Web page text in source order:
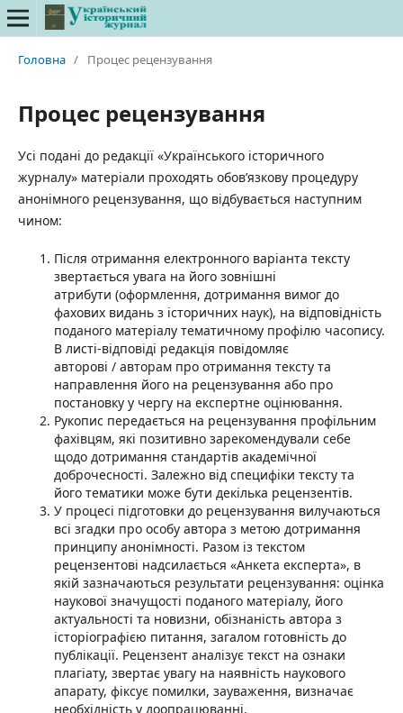
Головна / Процес рецензування
Процес рецензування
Усі подані до редакції «Українського історичного
журналу» матеріали проходять обов’язкову процедуру
анонімного рецензування, що відбувається наступним
чином:
Після отримання електронного варіанта тексту
звертається увага на його зовнішні
атрибути (оформлення, дотримання вимог до
фахових видань з історичних наук), на відповідність
поданого матеріалу тематичному профілю часопису.
В листі-відповіді редакція повідомляє
авторові / авторам про отримання тексту та
направлення його на рецензування або про
постановку у чергу на експертне оцінювання.
Рукопис передається на рецензування профільним
фахівцям, які позитивно зарекомендували себе
щодо дотримання стандартів академічної
доброчесності. Залежно від специфіки тексту та
його тематики може бути декілька рецензентів.
У процесі підготовки до рецензування вилучаються
всі згадки про особу автора з метою дотримання
принципу анонімності. Разом із текстом
рецензентові надсилається «Анкета експерта», в
якій зазначаються результати рецензування: оцінка
наукової значущості поданого матеріалу, його
актуальності та новизни, обізнаність автора з
історіографією питання, загалом готовність до
публікації. Рецензент аналізує текст на ознаки
плагіату, звертає увагу на наявність наукового
апарату, фіксує помилки, зауваження, визначає
необхідність у доопрацюванні.